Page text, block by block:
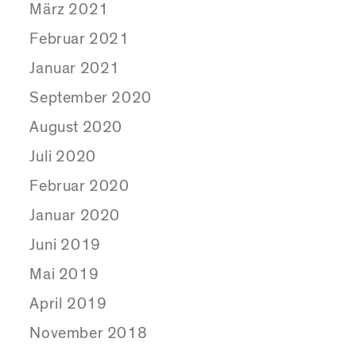
März 2021
Februar 2021
Januar 2021
September 2020
August 2020
Juli 2020
Februar 2020
Januar 2020
Juni 2019
Mai 2019
April 2019
November 2018